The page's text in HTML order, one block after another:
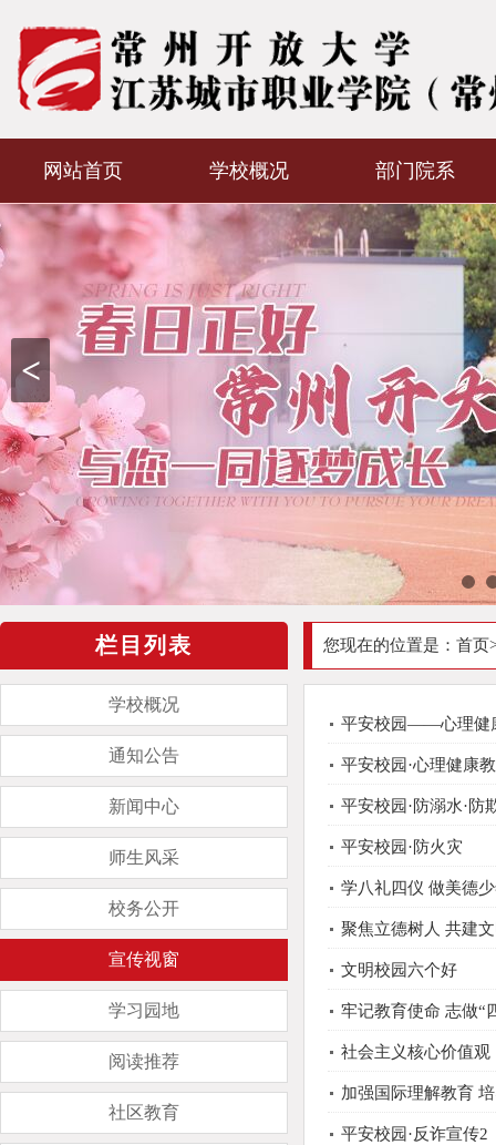
网站首页 学校概况 部门院系
<
栏目列表
学校概况
通知公告
新闻中心
师生风采
校务公开
宣传视窗
学习园地
阅读推荐
社区教育
您现在的位置是： 首页
平安校园——心理健
平安校园·心理健康
平安校园·防溺水·防
平安校园·防火灾
学八礼四仪 做美德
聚焦立德树人 共建
文明校园六个好
牢记教育使命 志做“
社会主义核心价值观
加强国际理解教育
平安校园·反诈宣传2